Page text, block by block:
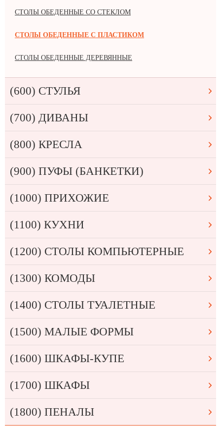
СТОЛЫ ОБЕДЕННЫЕ СО СТЕКЛОМ
СТОЛЫ ОБЕДЕННЫЕ С ПЛАСТИКОМ
СТОЛЫ ОБЕДЕННЫЕ ДЕРЕВЯННЫЕ
(600) СТУЛЬЯ
(700) ДИВАНЫ
(800) КРЕСЛА
(900) ПУФЫ (БАНКЕТКИ)
(1000) ПРИХОЖИЕ
(1100) КУХНИ
(1200) СТОЛЫ КОМПЬЮТЕРНЫЕ
(1300) КОМОДЫ
(1400) СТОЛЫ ТУАЛЕТНЫЕ
(1500) МАЛЫЕ ФОРМЫ
(1600) ШКАФЫ-КУПЕ
(1700) ШКАФЫ
(1800) ПЕНАЛЫ